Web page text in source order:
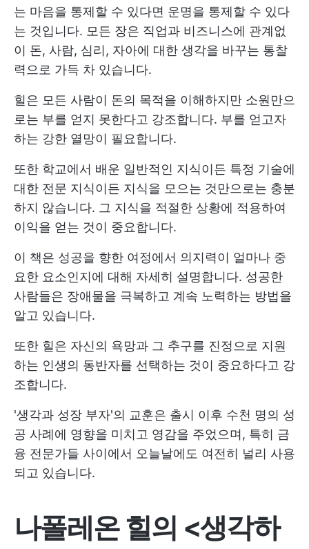
는 마음을 통제할 수 있다면 운명을 통제할 수 있다
는 것입니다. 모든 장은 직업과 비즈니스에 관계없
이 돈, 사람, 심리, 자아에 대한 생각을 바꾸는 통찰
력으로 가득 차 있습니다.
힐은 모든 사람이 돈의 목적을 이해하지만 소원만으
로는 부를 얻지 못한다고 강조합니다. 부를 얻고자
하는 강한 열망이 필요합니다.
또한 학교에서 배운 일반적인 지식이든 특정 기술에
대한 전문 지식이든 지식을 모으는 것만으로는 충분
하지 않습니다. 그 지식을 적절한 상황에 적용하여
이익을 얻는 것이 중요합니다.
이 책은 성공을 향한 여정에서 의지력이 얼마나 중
요한 요소인지에 대해 자세히 설명합니다. 성공한
사람들은 장애물을 극복하고 계속 노력하는 방법을
알고 있습니다.
또한 힐은 자신의 욕망과 그 추구를 진정으로 지원
하는 인생의 동반자를 선택하는 것이 중요하다고 강
조합니다.
'생각과 성장 부자'의 교훈은 출시 이후 수천 명의 성
공 사례에 영향을 미치고 영감을 주었으며, 특히 금
융 전문가들 사이에서 오늘날에도 여전히 널리 사용
되고 있습니다.
나폴레온 힐의 <생각하